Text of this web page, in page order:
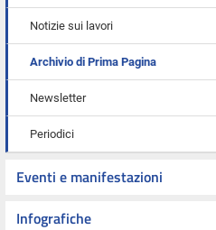
Notizie sui lavori
Archivio di Prima Pagina
Newsletter
Periodici
Eventi e manifestazioni
Infografiche